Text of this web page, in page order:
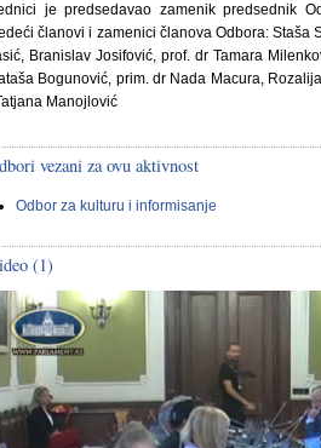
je predsedavao zamenik predsednik
članovi i zamenici članova Odbora: Staša
Branislav Josifović, prof. dr Tamara
Bogunović, prim. dr Nada Macura,
Manojlović
vezani za ovu aktivnost
Odbor za kulturu i informisanje
(1)